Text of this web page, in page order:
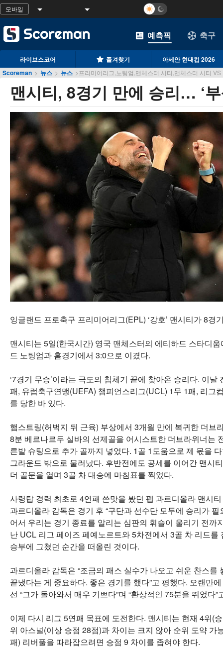
모바일
예측픽 축구
라이브스코어 즐겨찾기
아세안 현대컵 2026
Scoreman > 뉴스 > 뉴스 > 프리미어리그,노팅엄,맨체스터 시티,맨체스터 시티 VS
맨시티, 8경기 만에 승리… ‘
잉글랜드 프로축구 프리미어리그(EPL) ‘강호’ 맨시티가 8경
맨시티는 5일(한국시간) 영국 맨체스터의 에티하드 스타디
드 노팅엄과 홈경기에서 3:0으로 이겼다.
‘7경기 무승’이라는 극도의 침체기 끝에 찾아온 승리다. 이
패, 유럽축구연맹(UEFA) 챔피언스리그(UCL) 1무 1패, 리그
를 당한 바 있다.
햄스트링(허벅지 뒤 근육) 부상에서 3개월 만에 복귀한 더브
8분 베르나르두 실바의 선제골을 어시스트한 더브라위너는
른발 슈팅으로 추가 골까지 넣었다. 1골 1도움으로 제 몫을
그라운드 밖으로 물러났다. 후반전에도 공세를 이어간 맨시
더 골문을 열며 3골 차 대승에 마침표를 찍었다.
사령탑 경력 최초로 4연패 쓴맛을 봤던 펩 과르디올라 맨시
과르디올라 감독은 경기 후 “구단과 선수단 모두에 승리가 필
어서 우리는 경기 종료를 알리는 심판의 휘슬이 울리기 전까
난 UCL 리그 페이즈 페예노르트와 5차전에서 3골 차 리드
승부에 그쳤던 순간을 떠올린 것이다.
과르디올라 감독은 “조금의 패스 실수가 나오고 쉬운 찬스를
끝냈다는 게 중요하다. 좋은 경기를 했다”고 평했다. 오랜만
선 “그가 돌아와서 매우 기쁘다”며 “환상적인 75분을 뛰었다”
이제 다시 리그 5연패 목표에 도전한다. 맨시티는 현재 4위(
위 아스널(이상 승점 28점)과 차이는 크지 않아 순위 도약 가
패) 리버풀을 따라잡으려면 승점 9 차이를 좁혀야 한다.